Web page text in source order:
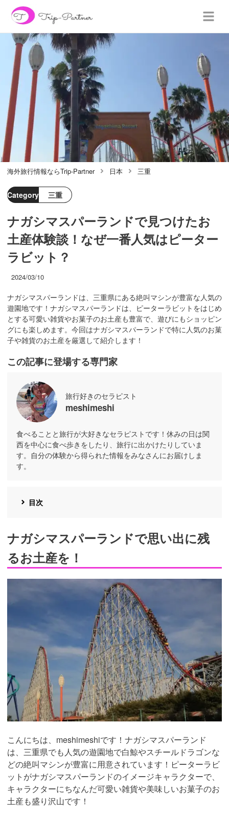
海外旅行情報ならTrip-Partner 日本 三重
Category 三重
ナガシマスパーランドで見つけたお
土産体験談！なぜ一番人気はピーター
ラビット？
2024/03/10
ナガシマスパーランドは、三重県にある絶叫マシンが豊富な人気の
遊園地です！ナガシマスパーランドは、ピーターラビットをはじめ
とする可愛い雑貨やお菓子のお土産も豊富で、遊びにもショッピン
グにも楽しめます。今回はナガシマスパーランドで特に人気のお菓
子や雑貨のお土産を厳選して紹介します！
この記事に登場する専門家
旅行好きのセラピスト
meshimeshi
食べることと旅行が大好きなセラピストです！休みの日は関
西を中心に食べ歩きをしたり、旅行に出かけたりしていま
す。自分の体験から得られた情報をみなさんにお届けしま
す。
目次
ナガシマスパーランドで思い出に残
るお土産を！
こんにちは、meshimeshiです！ナガシマスパーランド
は、三重県でも人気の遊園地で白鯨やスチールドラゴンな
どの絶叫マシンが豊富に用意されています！ピーターラビ
ットがナガシマスパーランドのイメージキャラクターで、
キャラクターにちなんだ可愛い雑貨や美味しいお菓子のお
土産も盛り沢山です！